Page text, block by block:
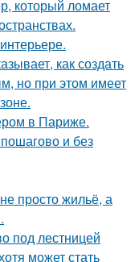
который ломает
как создать
но при этом имеет
в Париже.
и без
просто жильё, а
под лестницей
может стать